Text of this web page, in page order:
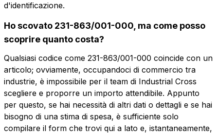
Vuoi ricevere
più informazioni?
Nome
Telefono
Vuoi ricevere maggiori
informazioni?
Compila il form per richiedere un preventivo
CMP203-7.5-HP
CONN. MASCHIO ORIZZ. CHIUSO 3 POLI
PASSO 7.5 POLARIZZATO
Scheda tecnica
d'identificazione.
Ho scovato 231-863/001-000, ma come posso
scoprire quanto costa?
Qualsiasi codice come 231-863/001-000 coincide con un
articolo; ovviamente, occupandoci di commercio tra
industrie, è impossibile per il team di Industrial Cross
scegliere e proporre un importo attendibile. Appunto
per questo, se hai necessità di altri dati o dettagli e se hai
bisogno di una stima di spesa, è sufficiente solo
compilare il form che trovi qui a lato e, istantaneamente,